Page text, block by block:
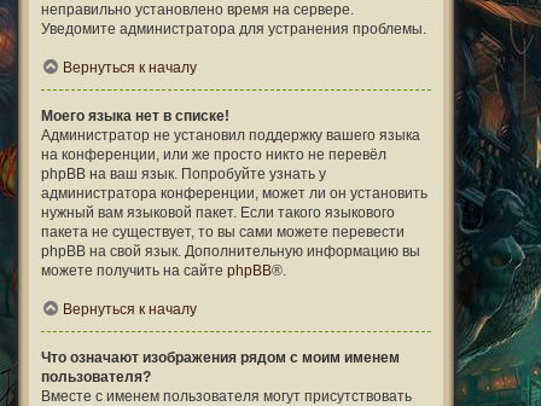
неправильно установлено время на сервере.
Уведомите администратора для устранения проблемы.
Вернуться к началу
Моего языка нет в списке!
Администратор не установил поддержку вашего языка
на конференции, или же просто никто не перевёл
phpBB на ваш язык. Попробуйте узнать у
администратора конференции, может ли он установить
нужный вам языковой пакет. Если такого языкового
пакета не существует, то вы сами можете перевести
phpBB на свой язык. Дополнительную информацию вы
можете получить на сайте phpBB®.
Вернуться к началу
Что означают изображения рядом с моим именем
пользователя?
Вместе с именем пользователя могут присутствовать